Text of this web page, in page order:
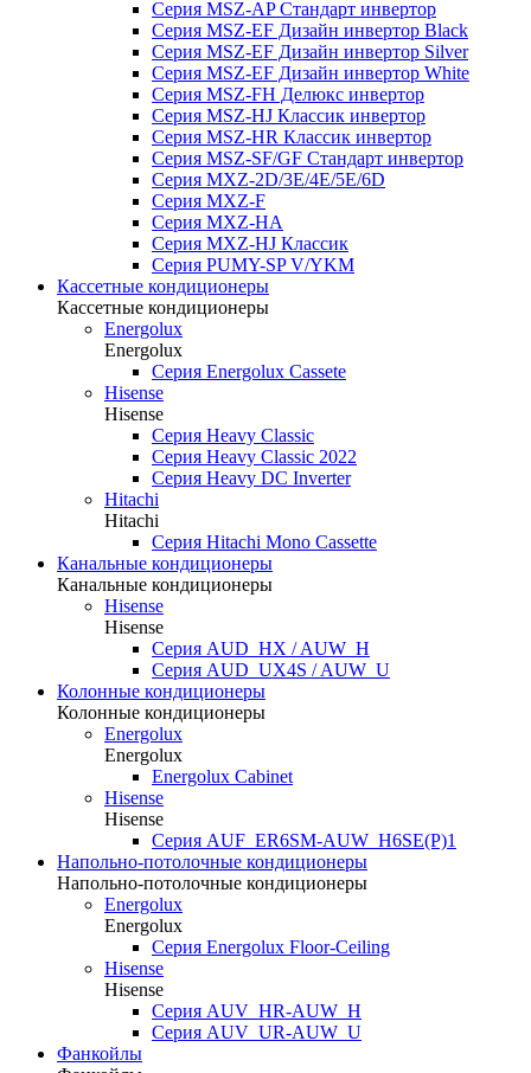
Серия MSZ-AP Стандарт инвертор
Серия MSZ-EF Дизайн инвертор Black
Серия MSZ-EF Дизайн инвертор Silver
Серия MSZ-EF Дизайн инвертор White
Серия MSZ-FH Делюкс инвертор
Серия MSZ-HJ Классик инвертор
Серия MSZ-HR Классик инвертор
Серия MSZ-SF/GF Стандарт инвертор
Серия MXZ-2D/3E/4E/5E/6D
Серия MXZ-F
Серия MXZ-HA
Серия MXZ-HJ Классик
Серия PUMY-SP V/YKM
Кассетные кондиционеры
Кассетные кондиционеры
Energolux
Energolux
Серия Energolux Cassete
Hisense
Hisense
Серия Heavy Classic
Серия Heavy Classic 2022
Серия Heavy DC Inverter
Hitachi
Hitachi
Серия Hitachi Mono Cassette
Канальные кондиционеры
Канальные кондиционеры
Hisense
Hisense
Серия AUD_HX / AUW_H
Серия AUD_UX4S / AUW_U
Колонные кондиционеры
Колонные кондиционеры
Energolux
Energolux
Energolux Cabinet
Hisense
Hisense
Серия AUF_ER6SM-AUW_H6SE(P)1
Напольно-потолочные кондиционеры
Напольно-потолочные кондиционеры
Energolux
Energolux
Серия Energolux Floor-Ceiling
Hisense
Hisense
Серия AUV_HR-AUW_H
Серия AUV_UR-AUW_U
Фанкойлы